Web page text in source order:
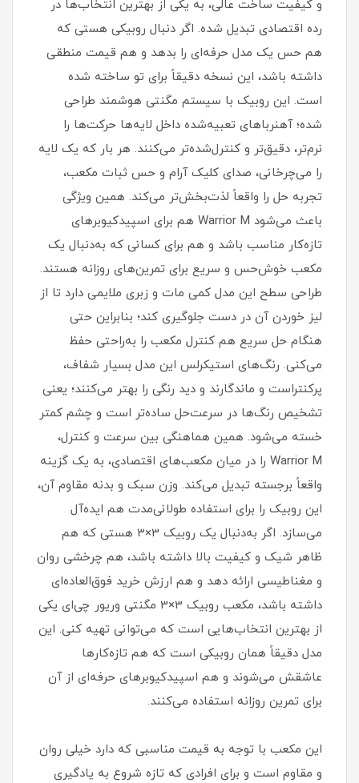
و کیفیت ساخت عالی، به یکی از بهترین انتخاب‌ها در
رده اقتصادی تبدیل شده. اگر دنبال روبیکی هستی که
هم حس یک مدل حرفه‌ای را بدهد و هم قیمت منطقی
داشته باشد، این نسخه دقیقاً برای تو ساخته شده
است. این روبیک با سیستم مگنتی هوشمند طراحی
شده؛ آهنرباهای تعبیه‌شده داخل لایه‌ها حرکت‌ها را
نرم‌تر، دقیق‌تر و کنترل‌شده‌تر می‌کنند. هر بار که یک لایه
را می‌چرخانی، صدای کلیک آرام و حس ثبات مکعب،
تجربه حل را واقعاً لذت‌بخش‌تر می‌کند. همین ویژگی
باعث می‌شود Warrior M هم برای اسپید‌کیوبرهای
تازه‌کار مناسب باشد و هم برای کسانی که به‌دنبال یک
مکعب خوش‌حس و سریع برای تمرین‌های روزانه هستند.
طراحی سطح این مدل کمی مات و زبری ملایمی دارد تا از
لیز خوردن آن در دست جلوگیری کند؛ بنابراین حتی
هنگام حل سریع هم کنترل مکعب را به‌راحتی حفظ
می‌کنی. رنگ‌های استیکرلس این مدل بسیار شفاف،
پرکنتراست و ماندگارند و دید رنگی را بهتر می‌کنند؛ یعنی
تشخیص رنگ‌ها در سرعت‌حل ساده‌تر است و چشم کمتر
خسته می‌شود. همین هماهنگی بین سرعت و کنترل،
Warrior M را در میان مکعب‌های اقتصادی، به یک گزینه
واقعاً برجسته تبدیل می‌کند. وزن سبک و بدنه مقاوم آن،
این روبیک را برای استفاده طولانی‌مدت هم ایده‌آل
می‌سازد. اگر به‌دنبال یک روبیک 3×3 هستی که هم
ظاهر شیک و کیفیت بالا داشته باشد، هم چرخشی روان
و مغناطیسی ارائه دهد و هم ارزش خرید فوق‌العاده‌ای
داشته باشد، مکعب روبیک 3×3 مگنتی وریور چی‌ای یکی
از بهترین انتخاب‌هایی است که می‌توانی تهیه کنی. این
مدل دقیقاً همان روبیکی است که هم تازه‌کارها
عاشقش می‌شوند و هم اسپیدکیوبرهای حرفه‌ای از آن
برای تمرین روزانه استفاده می‌کنند.
این مکعب با توجه به قیمت مناسبی که دارد خیلی روان
و مقاوم است و برای افرادی که تازه شروع به یادگیری